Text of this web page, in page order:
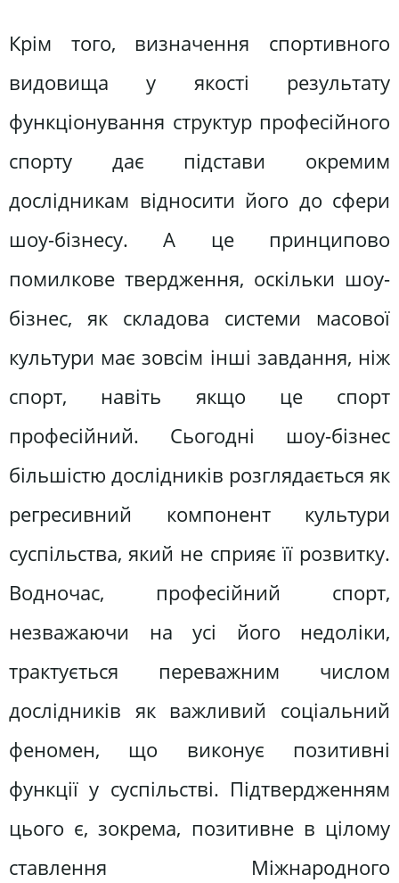
Крім того, визначення спортивного
видовища у якості результату
функціонування структур професійного
спорту дає підстави окремим
дослідникам відносити його до сфери
шоу-бізнесу. А це принципово
помилкове твердження, оскільки шоу-
бізнес, як складова системи масової
культури має зовсім інші завдання, ніж
спорт, навіть якщо це спорт
професійний. Сьогодні шоу-бізнес
більшістю дослідників розглядається як
регресивний компонент культури
суспільства, який не сприяє її розвитку.
Водночас, професійний спорт,
незважаючи на усі його недоліки,
трактується переважним числом
дослідників як важливий соціальний
феномен, що виконує позитивні
функції у суспільстві. Підтвердженням
цього є, зокрема, позитивне в цілому
ставлення Міжнародного